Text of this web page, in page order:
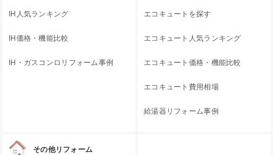
IH人気ランキング
IH価格・機能比較
IH・ガスコンロリフォーム事例
エコキュートを探す
エコキュート人気ランキング
エコキュート価格・機能比較
エコキュート費用相場
給湯器リフォーム事例
その他リフォーム